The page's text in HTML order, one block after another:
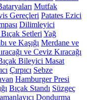
Mutfak
Gereçleri Patates Ezici
Dilimleyici
Setleri Yağ
ve Kaşığı Merdane ve
ve Ceviz Kıracağı
Bileyici Masat
Çırpıcı Sebze
Hamburger Presi
Bıçak Standı Süzgeç
Dondurma